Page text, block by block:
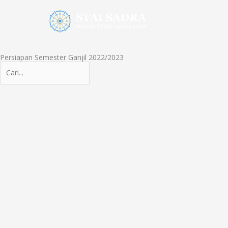
Persiapan Semester Ganjil 2022/2023